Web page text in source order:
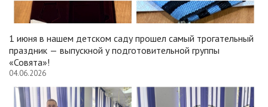
1 июня в нашем детском саду прошел самый трогательный
праздник — выпускной у подготовительной группы
«Совята»!
04.06.2026